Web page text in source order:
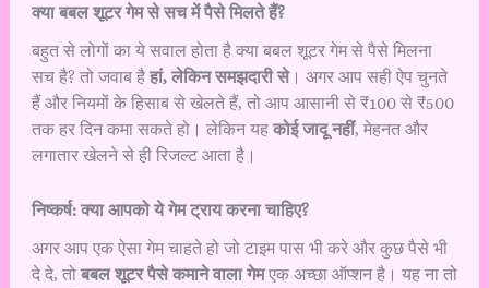
क्या बबल शूटर गेम से सच में पैसे मिलते हैं?
बहुत से लोगों का ये सवाल होता है क्या बबल शूटर गेम से पैसे मिलना
सच है? तो जवाब है हां, लेकिन समझदारी से। अगर आप सही ऐप चुनते
हैं और नियमों के हिसाब से खेलते हैं, तो आप आसानी से ₹100 से ₹500
तक हर दिन कमा सकते हो। लेकिन यह कोई जादू नहीं, मेहनत और
लगातार खेलने से ही रिजल्ट आता है।
निष्कर्ष: क्या आपको ये गेम ट्राय करना चाहिए?
अगर आप एक ऐसा गेम चाहते हो जो टाइम पास भी करे और कुछ पैसे भी
दे दे, तो बबल शूटर पैसे कमाने वाला गेमएक अच्छा ऑप्शन है। यह ना तो